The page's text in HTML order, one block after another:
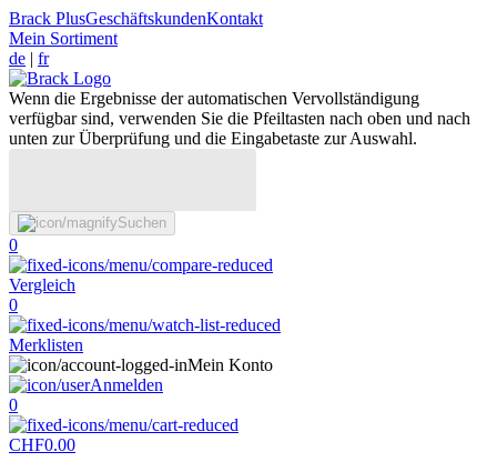
Brack PlusGeschäftskundenKontakt
Mein Sortiment
de | fr
Wenn die Ergebnisse der automatischen Vervollständigung
verfügbar sind, verwenden Sie die Pfeiltasten nach oben und nach
unten zur Überprüfung und die Eingabetaste zur Auswahl.
Suchen
0
Vergleich
0
Merklisten
Mein Konto
Anmelden
0
CHF0.00